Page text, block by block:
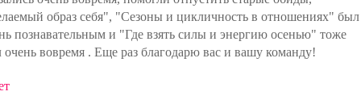
образ себя", "Сезоны и цикличность в отношениях" был
познавательным и "Где взять силы и энергию осенью" тоже
очень вовремя . Еще раз благодарю вас и вашу команду!